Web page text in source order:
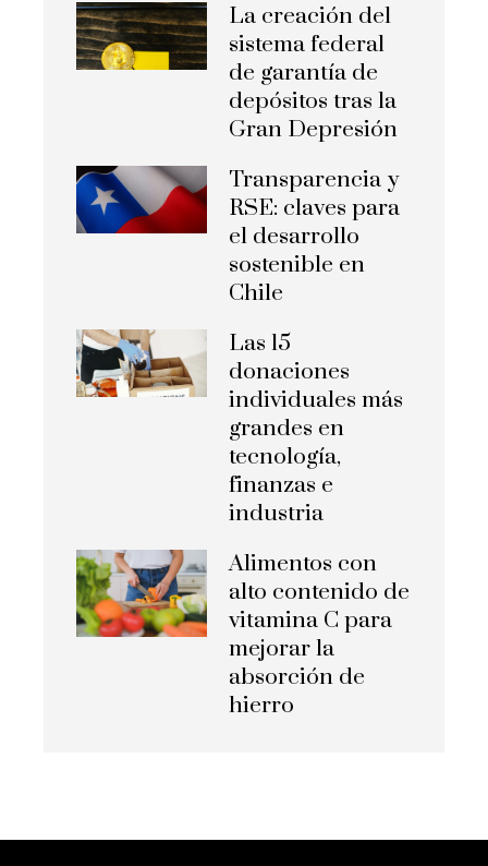
La creación del
sistema federal
de garantía de
depósitos tras la
Gran Depresión
Transparencia y
RSE: claves para
el desarrollo
sostenible en
Chile
Las 15
donaciones
individuales más
grandes en
tecnología,
finanzas e
industria
Alimentos con
alto contenido de
vitamina C para
mejorar la
absorción de
hierro